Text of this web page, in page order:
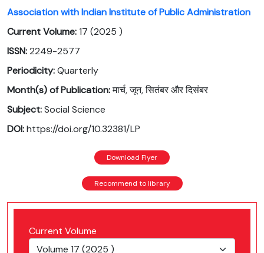
Association with Indian Institute of Public Administration
Current Volume:17 (2025 )
ISSN:2249-2577
Periodicity:Quarterly
Month(s) of Publication:मार्च, जून, सितंबर और दिसंबर
Subject:Social Science
DOI:https://doi.org/10.32381/LP
Download Flyer
Recommend to library
Current Volume